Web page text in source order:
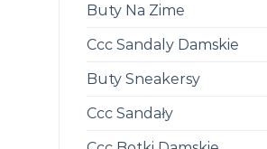
Buty Na Zime
Ccc Sandaly Damskie
Buty Sneakersy
Ccc Sandały